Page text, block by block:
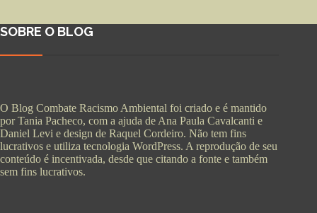
SOBRE O BLOG
O Blog Combate Racismo Ambiental foi criado e é mantido
por Tania Pacheco, com a ajuda de Ana Paula Cavalcanti e
Daniel Levi e design de Raquel Cordeiro. Não tem fins
lucrativos e utiliza tecnologia WordPress. A reprodução de seu
conteúdo é incentivada, desde que citando a fonte e também
sem fins lucrativos.